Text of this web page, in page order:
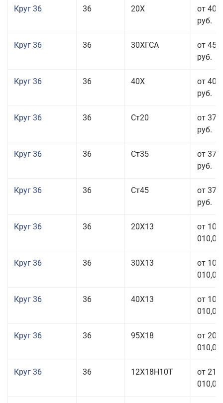
Круг 36 36 20Х
от 40
руб.
Круг 36 36 30ХГСА
от 45
руб.
Круг 36 36 40Х
от 40
руб.
Круг 36 36 Ст20
от 37
руб.
Круг 36 36 Ст35
от 37
руб.
Круг 36 36 Ст45
от 37
руб.
Круг 36 36 20Х13
от 101
010,00
Круг 36 36 30Х13
от 101
010,00
Круг 36 36 40Х13
от 101
010,00
Круг 36 36 95Х18
от 208
010,00
Круг 36 36 12Х18Н10Т
от 210
010,00